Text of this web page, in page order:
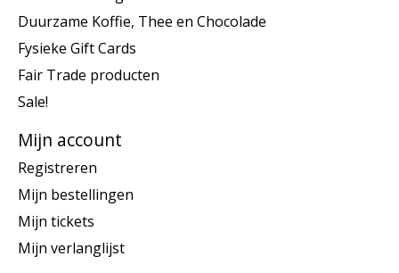
Duurzame Koffie, Thee en Chocolade
Fysieke Gift Cards
Fair Trade producten
Sale!
Mijn account
Registreren
Mijn bestellingen
Mijn tickets
Mijn verlanglijst